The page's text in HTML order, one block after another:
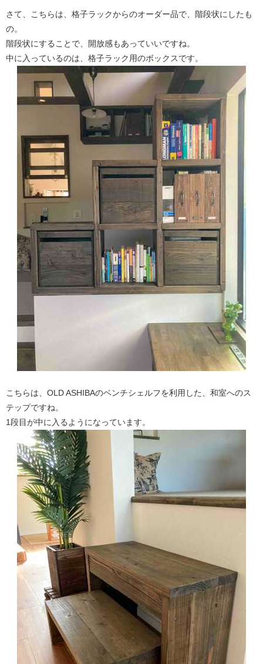
さて、こちらは、格子ラックからのオーダー品で、階段状にしたも
の。
階段状にすることで、開放感もあっていいですね。
中に入っているのは、格子ラック用のボックスです。
こちらは、OLD ASHIBAのベンチシェルフを利用した、和室へのス
テップですね。
1段目が中に入るようになっています。